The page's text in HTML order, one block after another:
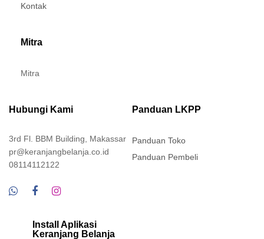
Kontak
Mitra
Mitra
Hubungi Kami
3rd Fl. BBM Building, Makassar
pr@keranjangbelanja.co.id
08114112122
Panduan LKPP
Panduan Toko
Panduan Pembeli
Install Aplikasi
Keranjang Belanja